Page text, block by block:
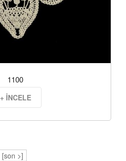
1100
+ İNCELE
[son >]